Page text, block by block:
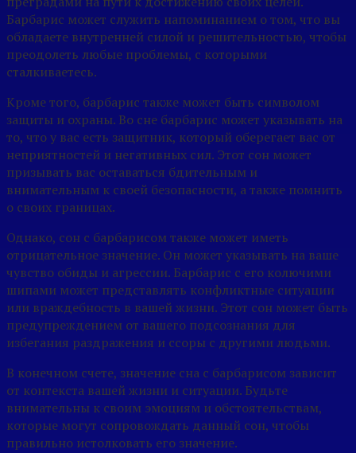
Барбарис может служить напоминанием о том, что вы
обладаете внутренней силой и решительностью, чтобы
преодолеть любые проблемы, с которыми
сталкиваетесь.
Кроме того, барбарис также может быть символом
защиты и охраны. Во сне барбарис может указывать на
то, что у вас есть защитник, который оберегает вас от
неприятностей и негативных сил. Этот сон может
призывать вас оставаться бдительным и
внимательным к своей безопасности, а также помнить
о своих границах.
Однако, сон с барбарисом также может иметь
отрицательное значение. Он может указывать на ваше
чувство обиды и агрессии. Барбарис с его колючими
шипами может представлять конфликтные ситуации
или враждебность в вашей жизни. Этот сон может быть
предупреждением от вашего подсознания для
избегания раздражения и ссоры с другими людьми.
В конечном счете, значение сна с барбарисом зависит
от контекста вашей жизни и ситуации. Будьте
внимательны к своим эмоциям и обстоятельствам,
которые могут сопровождать данный сон, чтобы
правильно истолковать его значение.